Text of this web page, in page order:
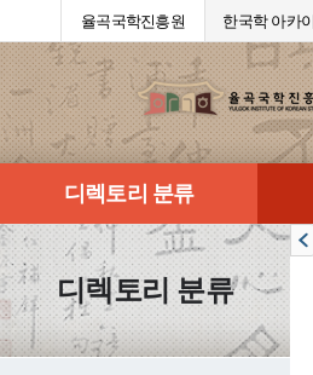
율곡국학진흥원 한국학 아카
디렉토리 분류
디렉토리 분류